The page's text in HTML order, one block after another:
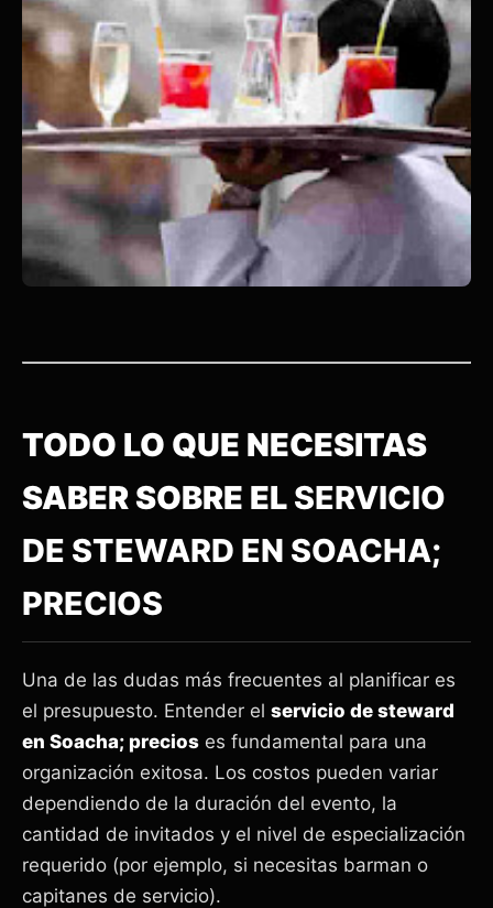
TODO LO QUE NECESITAS
SABER SOBRE EL SERVICIO
DE STEWARD EN SOACHA;
PRECIOS
Una de las dudas más frecuentes al planificar es
el presupuesto. Entender el servicio de steward
en Soacha; precios es fundamental para una
organización exitosa. Los costos pueden variar
dependiendo de la duración del evento, la
cantidad de invitados y el nivel de especialización
requerido (por ejemplo, si necesitas barman o
capitanes de servicio).